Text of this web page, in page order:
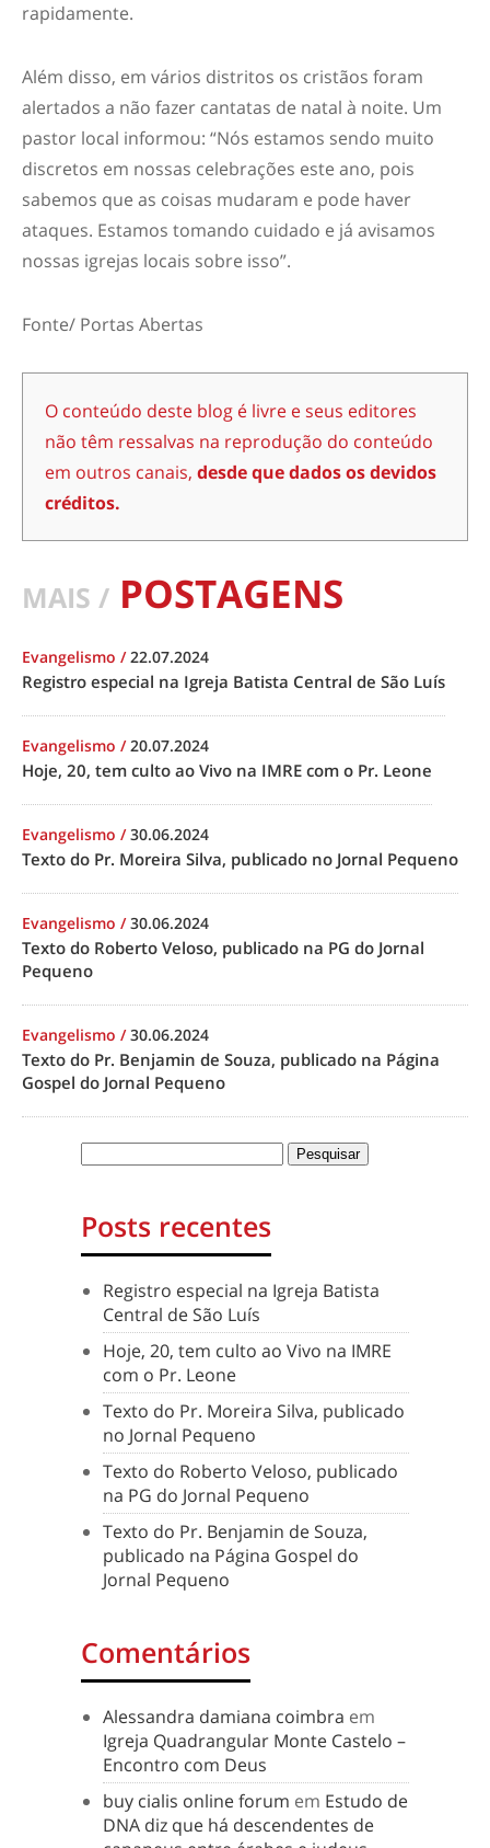
rapidamente.
Além disso, em vários distritos os cristãos foram
alertados a não fazer cantatas de natal à noite. Um
pastor local informou: “Nós estamos sendo muito
discretos em nossas celebrações este ano, pois
sabemos que as coisas mudaram e pode haver
ataques. Estamos tomando cuidado e já avisamos
nossas igrejas locais sobre isso”.
Fonte/ Portas Abertas
O conteúdo deste blog é livre e seus editores
não têm ressalvas na reprodução do conteúdo
em outros canais, desde que dados os devidos
créditos.
MAIS / POSTAGENS
Evangelismo /22.07.2024
Registro especial na Igreja Batista Central de São Luís
Evangelismo /20.07.2024
Hoje, 20, tem culto ao Vivo na IMRE com o Pr. Leone
Evangelismo /30.06.2024
Texto do Pr. Moreira Silva, publicado no Jornal Pequeno
Evangelismo /30.06.2024
Texto do Roberto Veloso, publicado na PG do Jornal
Pequeno
Evangelismo /30.06.2024
Texto do Pr. Benjamin de Souza, publicado na Página
Gospel do Jornal Pequeno
Posts recentes
Registro especial na Igreja Batista
Central de São Luís
Hoje, 20, tem culto ao Vivo na IMRE
com o Pr. Leone
Texto do Pr. Moreira Silva, publicado
no Jornal Pequeno
Texto do Roberto Veloso, publicado
na PG do Jornal Pequeno
Texto do Pr. Benjamin de Souza,
publicado na Página Gospel do
Jornal Pequeno
Comentários
Alessandra damiana coimbra em
Igreja Quadrangular Monte Castelo –
Encontro com Deus
buy cialis online forum em Estudo de
DNA diz que há descendentes de